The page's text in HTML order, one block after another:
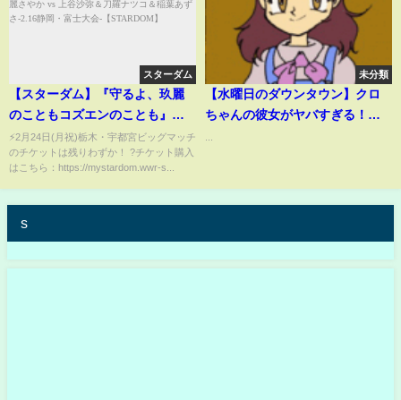
スターダム
【スターダム】『守るよ、玖麗
のこともコズエンのことも』中
野たむ＆安納サオリ＆玖麗さや
か vs 上谷沙弥＆刀羅ナツコ＆稲
葉あずさ-2.16静岡・富士大会-
⚡2月24日(月祝)栃木・宇都宮ビッグマッチ
のチケットは残りわずか！ ?チケット購入
はこちら：https://mystardom.wwr-s...
未分類
【水曜日のダウンタウン】クロ
ちゃんの彼女がヤバすぎる！
s